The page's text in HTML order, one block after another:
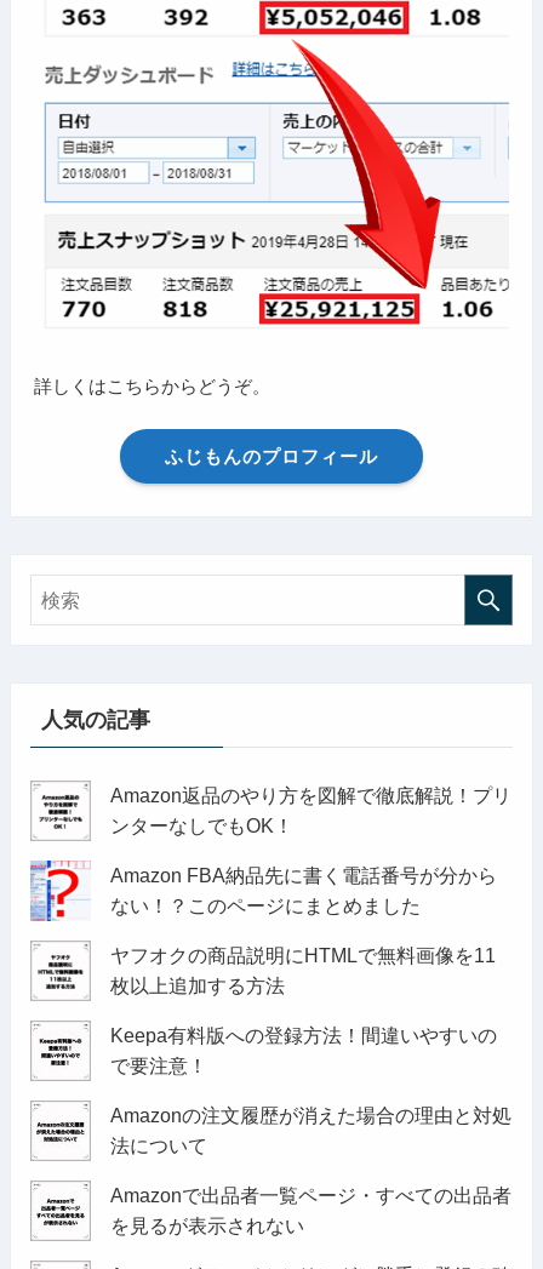
詳しくはこちらからどうぞ。
ふじもんのプロフィール
人気の記事
Amazon返品のやり方を図解で徹底解説！プリ
ンターなしでもOK！
Amazon FBA納品先に書く電話番号が分から
ない！？このページにまとめました
ヤフオクの商品説明にHTMLで無料画像を11
枚以上追加する方法
Keepa有料版への登録方法！間違いやすいの
で要注意！
Amazonの注文履歴が消えた場合の理由と対処
法について
Amazonで出品者一覧ページ・すべての出品者
を見るが表示されない